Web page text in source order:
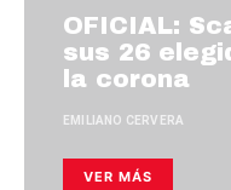
OFICIAL:
sus 26
la corona
EMILIANO CERVERA
VER MÁS